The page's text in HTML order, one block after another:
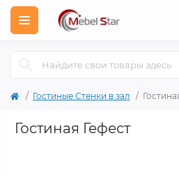
Гостиные Стенки в зал
Гостиная Гефест